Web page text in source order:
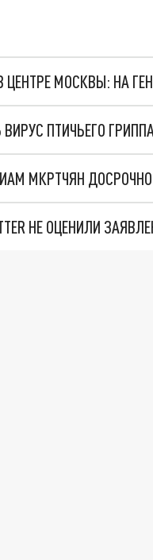
ЦЕНТРЕ МОСКВЫ: НА
ПТИЧЬЕГО
НЕ ОЦЕНИЛИ